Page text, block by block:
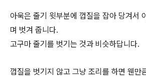
아욱은 줄기 윗부분에 껍질을 잡아 당겨서
며 벗겨 줍니다.
고구마 줄기를 벗기는 것과 비슷하답니다.
껍질을 벗기지 않고 그냥 조리를 하면 웬만